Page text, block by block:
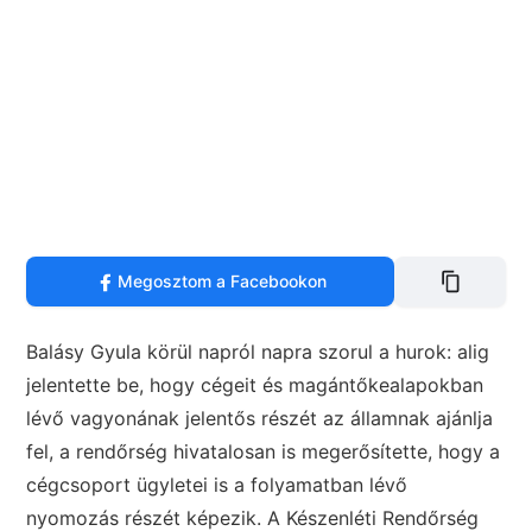
Megosztom a Facebookon
Balásy Gyula körül napról napra szorul a hurok: alig
jelentette be, hogy cégeit és magántőkealapokban
lévő vagyonának jelentős részét az államnak ajánlja
fel, a rendőrség hivatalosan is megerősítette, hogy a
cégcsoport ügyletei is a folyamatban lévő
nyomozás részét képezik. A Készenléti Rendőrség